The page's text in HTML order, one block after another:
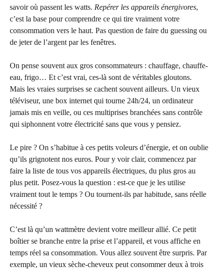
savoir où passent les watts. Repérer les appareils énergivores,
c’est la base pour comprendre ce qui tire vraiment votre
consommation vers le haut. Pas question de faire du guessing ou
de jeter de l’argent par les fenêtres.
On pense souvent aux gros consommateurs : chauffage, chauffe-
eau, frigo… Et c’est vrai, ces-là sont de véritables gloutons.
Mais les vraies surprises se cachent souvent ailleurs. Un vieux
téléviseur, une box internet qui tourne 24h/24, un ordinateur
jamais mis en veille, ou ces multiprises branchées sans contrôle
qui siphonnent votre électricité sans que vous y pensiez.
Le pire ? On s’habitue à ces petits voleurs d’énergie, et on oublie
qu’ils grignotent nos euros. Pour y voir clair, commencez par
faire la liste de tous vos appareils électriques, du plus gros au
plus petit. Posez-vous la question : est-ce que je les utilise
vraiment tout le temps ? Ou tournent-ils par habitude, sans réelle
nécessité ?
C’est là qu’un wattmètre devient votre meilleur allié. Ce petit
boîtier se branche entre la prise et l’appareil, et vous affiche en
temps réel sa consommation. Vous allez souvent être surpris. Par
exemple, un vieux sèche-cheveux peut consommer deux à trois